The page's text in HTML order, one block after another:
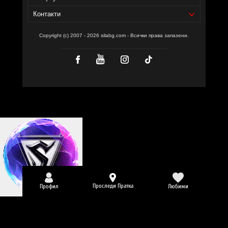
Контакти
Copyright (c) 2007 - 2026 silabg.com - Всички права запазени.
Профил Проследи Пратка Любими